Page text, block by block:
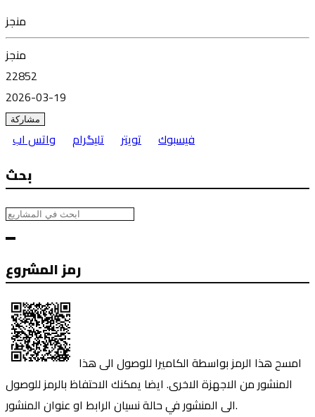
منجز
منجز
22852
2026-03-19
مشاركة
فيسبوك تويتر تليگرام واتس اب
بحث
رمز المشروع
امسح هذا الرمز بواسطة الكاميرا للوصول الى هذا
المنشور من الاجهزة الاخرى. ايضا يمكنك الاحتفاظ بالرمز للوصول
الى المنشور في حالة نسيان الرابط او عنوان المنشور.